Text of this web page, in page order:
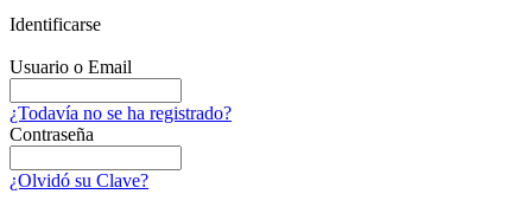
Identificarse
Usuario o Email
¿Todavía no se ha registrado?
Contraseña
¿Olvidó su Clave?